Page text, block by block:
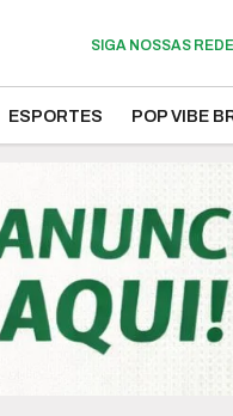
SIGA NOSSAS
ESPORTES POP VIBE